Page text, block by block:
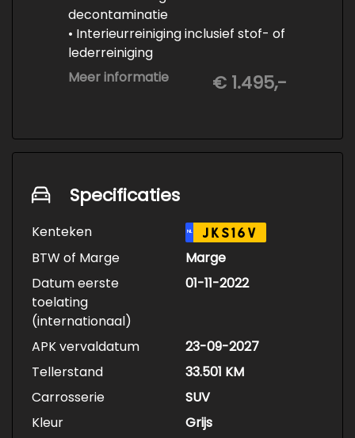
decontaminatie
• Interieurreiniging inclusief stof- of
lederreiniging
• 3-staps lakcorrectie
• Keramische Coating (+/- 5 jaar)
Meer informatie € 1.495,-
Specificaties
Kenteken NL JKS16V
BTW of Marge
Marge
Datum eerste
toelating
(internationaal)
01-11-2022
APK vervaldatum
23-09-2027
Tellerstand
33.501 KM
Carrosserie
SUV
Kleur
Grijs